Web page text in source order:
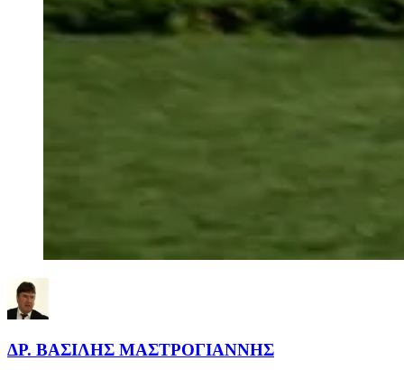
ΔΡ. ΒΑΣΙΛΗΣ ΜΑΣΤΡΟΓΙΑΝΝΗΣ